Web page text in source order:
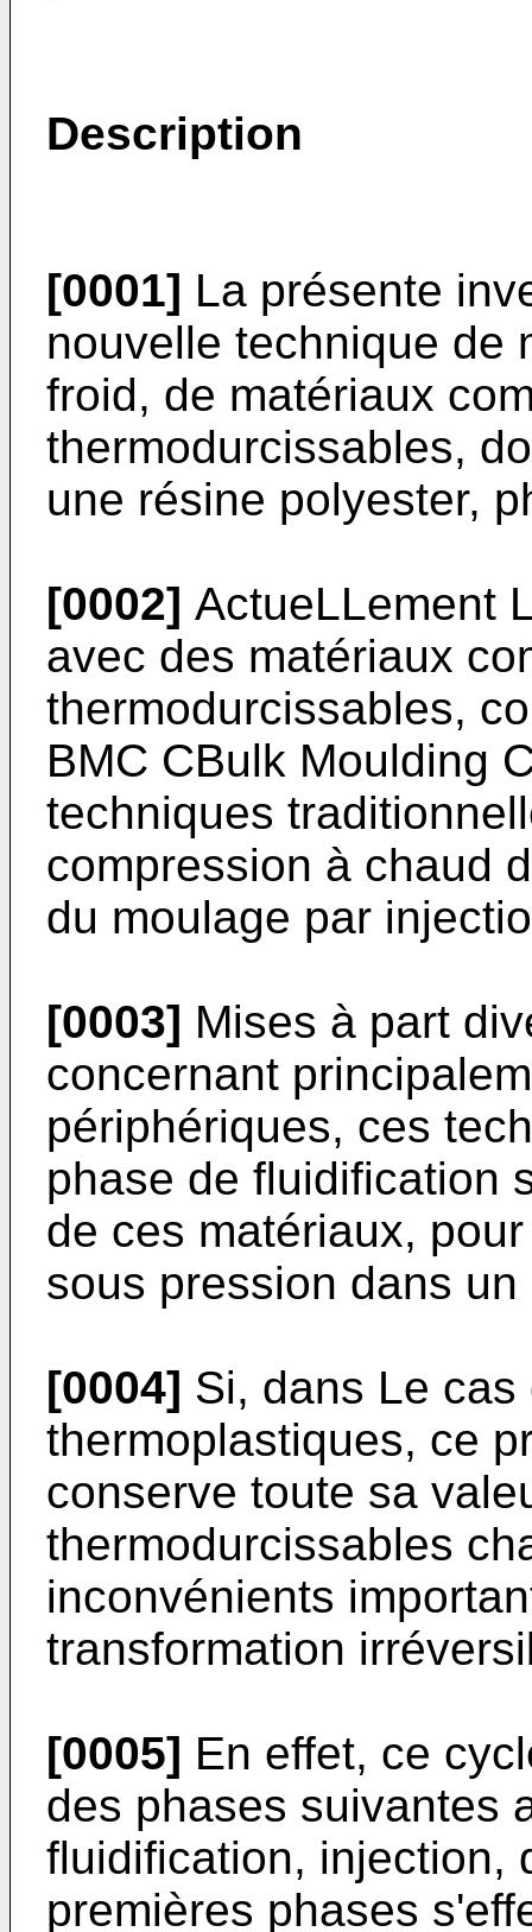
Description
[0001] La présente
nouvelle technique de
froid, de matériaux
thermodurcissables,
une résine polyester,
[0002] ActueLLement
avec des matériaux
thermodurcissables,
BMC CBulk Moulding
techniques
compression à chaud
du moulage par
[0003] Mises à part
concernant
périphériques, ces
phase de fluidification
de ces matériaux,
sous pression dans
[0004] Si, dans Le
thermoplastiques, ce
conserve toute sa
thermodurcissables
inconvénients
transformation
[0005] En effet, ce
des phases suivantes
fluidification, injection,
premières phases